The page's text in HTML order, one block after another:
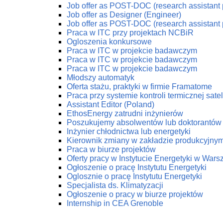
Job offer as POST-DOC (research assistant
Job offer as Designer (Engineer)
Job offer as POST-DOC (research assistant
Praca w ITC przy projektach NCBiR
Ogloszenia konkursowe
Praca w ITC w projekcie badawczym
Praca w ITC w projekcie badawczym
Praca w ITC w projekcie badawczym
Młodszy automatyk
Oferta stażu, praktyki w firmie Framatome
Praca przy systemie kontroli termicznej
Assistant Editor (Poland)
EthosEnergy zatrudni inżynierów
Poszukujemy absolwentów lub
Inżynier chłodnictwa lub energetyki
Kierownik zmiany w zakładzie
Praca w biurze projektów
Oferty pracy w Instytucie Energetyki w
Ogłoszenie o pracę Instytutu Energetyki
Oglosznie o pracę Instytutu Energetyki
Specjalista ds. Klimatyzacji
Ogłoszenie o pracy w biurze projektów
Internship in CEA Grenoble